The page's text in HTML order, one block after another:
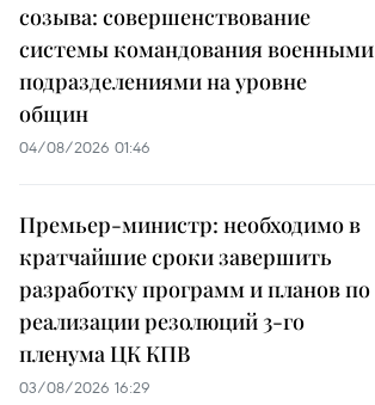
созыва: совершенствование
системы командования военными
подразделениями на уровне
общин
04/08/2026 01:46
Премьер-министр: необходимо в
кратчайшие сроки завершить
разработку программ и планов по
реализации резолюций 3-го
пленума ЦК КПВ
03/08/2026 16:29